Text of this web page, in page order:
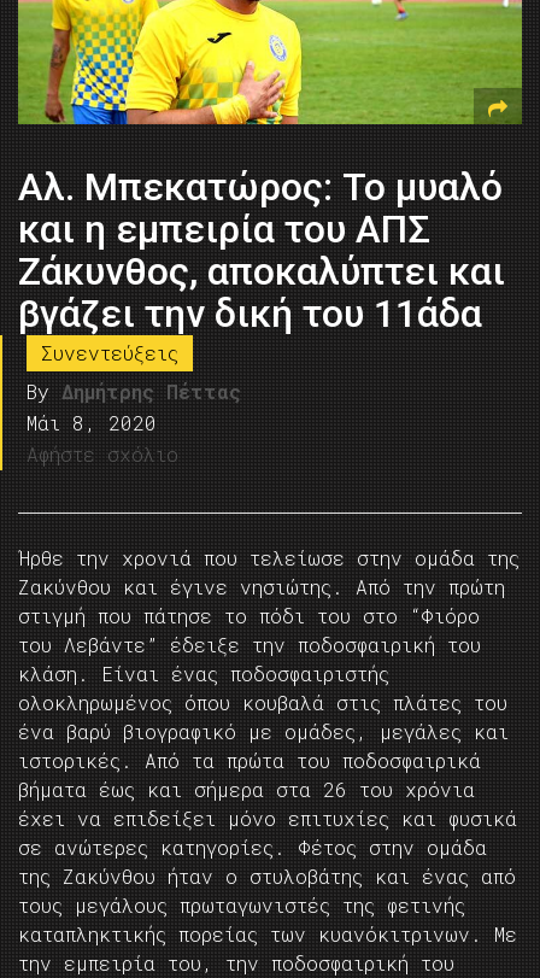
Αλ. Μπεκατώρος: Το μυαλό
και η εμπειρία του ΑΠΣ
Ζάκυνθος, αποκαλύπτει και
βγάζει την δική του 11άδα
Συνεντεύξεις
By Δημήτρης Πέττας
Μάι 8, 2020
Αφήστε σχόλιο
Ήρθε την χρονιά που τελείωσε στην ομάδα της
Ζακύνθου και έγινε νησιώτης. Από την πρώτη
στιγμή που πάτησε το πόδι του στο “Φιόρο
του Λεβάντε” έδειξε την ποδοσφαιρική του
κλάση. Είναι ένας ποδοσφαιριστής
ολοκληρωμένος όπου κουβαλά στις πλάτες του
ένα βαρύ βιογραφικό με ομάδες, μεγάλες και
ιστορικές. Από τα πρώτα του ποδοσφαιρικά
βήματα έως και σήμερα στα 26 του χρόνια
έχει να επιδείξει μόνο επιτυχίες και φυσικά
σε ανώτερες κατηγορίες. Φέτος στην ομάδα
της Ζακύνθου ήταν ο στυλοβάτης και ένας από
τους μεγάλους πρωταγωνιστές της φετινής
καταπληκτικής πορείας των κυανόκιτρινων. Με
την εμπειρία του, την ποδοσφαιρική του